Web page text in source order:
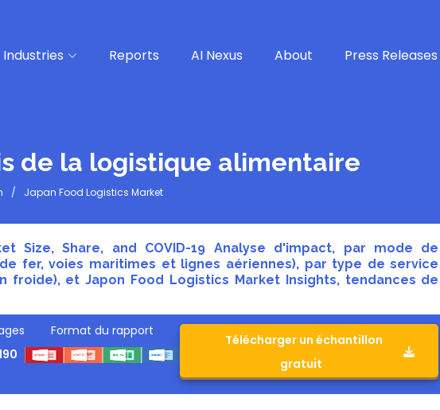
Industries Reports AI Nexus About Press Releases
de la logistique alimentaire
Japan Food Logistics Market
Size, Share, and COVID-19 Analyse d'impact, par mode de
fer, voies maritimes et lignes aériennes), par type de service
froide), et Japon Food Logistics Market Insights, tendances de
Format du rapport
Télécharger un échantillon
gratuit